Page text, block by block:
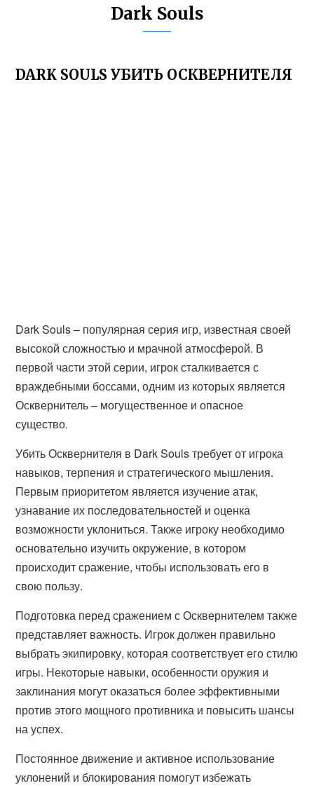
Dark Souls
DARK SOULS УБИТЬ ОСКВЕРНИТЕЛЯ
Dark Souls – популярная серия игр, известная своей
высокой сложностью и мрачной атмосферой. В
первой части этой серии, игрок сталкивается с
враждебными боссами, одним из которых является
Осквернитель – могущественное и опасное
существо.
Убить Осквернителя в Dark Souls требует от игрока
навыков, терпения и стратегического мышления.
Первым приоритетом является изучение атак,
узнавание их последовательностей и оценка
возможности уклониться. Также игроку необходимо
основательно изучить окружение, в котором
происходит сражение, чтобы использовать его в
свою пользу.
Подготовка перед сражением с Осквернителем также
представляет важность. Игрок должен правильно
выбрать экипировку, которая соответствует его стилю
игры. Некоторые навыки, особенности оружия и
заклинания могут оказаться более эффективными
против этого мощного противника и повысить шансы
на успех.
Постоянное движение и активное использование
уклонений и блокирования помогут избежать